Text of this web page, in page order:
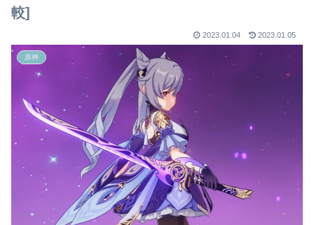
較]
2023.01.04 2023.01.05
原神